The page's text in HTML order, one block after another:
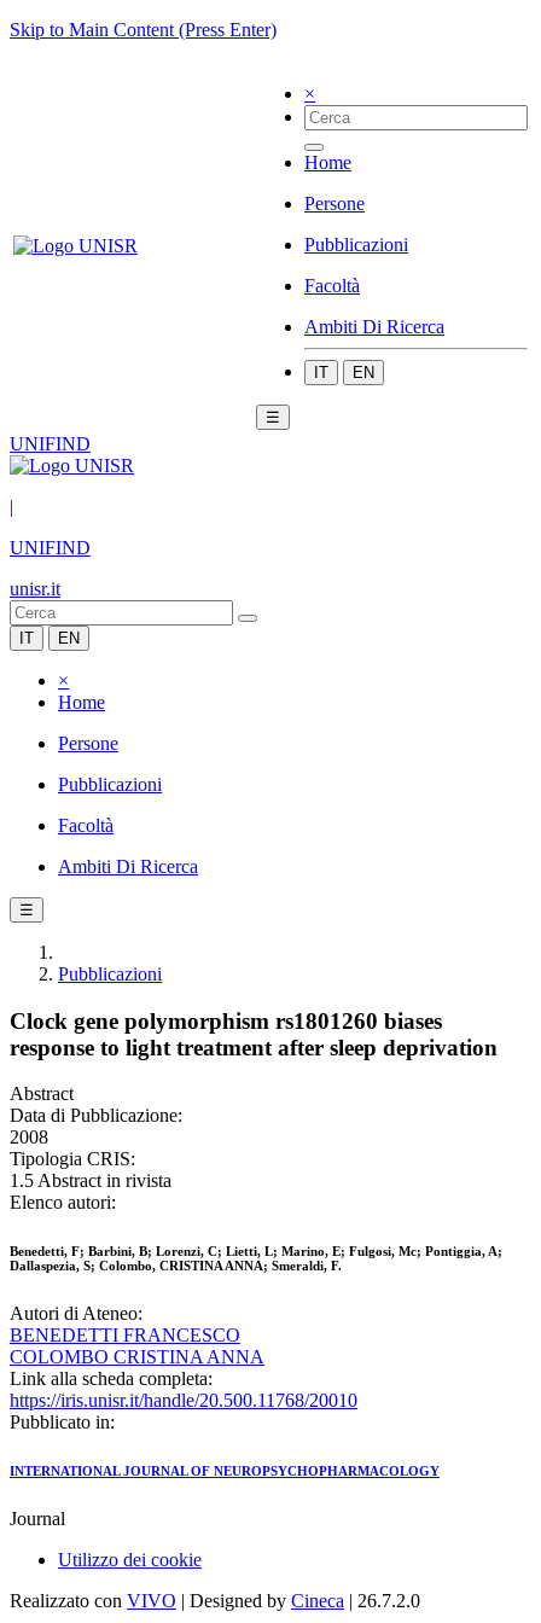
Skip to Main Content (Press Enter)
×
Home
Persone
Pubblicazioni
Facoltà
Ambiti Di Ricerca
IT EN
☰
UNIFIND
|
UNIFIND
unisr.it
IT EN
×
Home
Persone
Pubblicazioni
Facoltà
Ambiti Di Ricerca
☰
Pubblicazioni
Clock gene polymorphism rs1801260 biases
response to light treatment after sleep deprivation
Abstract
Data di Pubblicazione:
2008
Tipologia CRIS:
1.5 Abstract in rivista
Elenco autori:
Benedetti, F; Barbini, B; Lorenzi, C; Lietti, L; Marino, E; Fulgosi, Mc; Pontiggia, A;
Dallaspezia, S; Colombo, CRISTINA ANNA; Smeraldi, F.
Autori di Ateneo:
BENEDETTI FRANCESCO
COLOMBO CRISTINA ANNA
Link alla scheda completa:
https://iris.unisr.it/handle/20.500.11768/20010
Pubblicato in:
INTERNATIONAL JOURNAL OF NEUROPSYCHOPHARMACOLOGY
Journal
Utilizzo dei cookie
Realizzato con VIVO | Designed by Cineca | 26.7.2.0